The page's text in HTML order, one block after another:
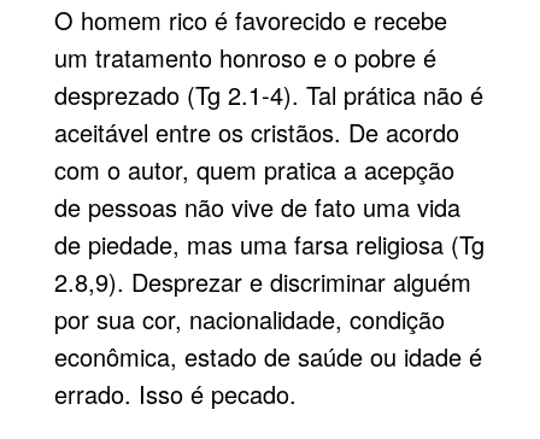
O homem rico é favorecido e recebe
um tratamento honroso e o pobre é
desprezado (Tg 2.1-4). Tal prática não é
aceitável entre os cristãos. De acordo
com o autor, quem pratica a acepção
de pessoas não vive de fato uma vida
de piedade, mas uma farsa religiosa (Tg
2.8,9). Desprezar e discriminar alguém
por sua cor, nacionalidade, condição
econômica, estado de saúde ou idade é
errado. Isso é pecado.